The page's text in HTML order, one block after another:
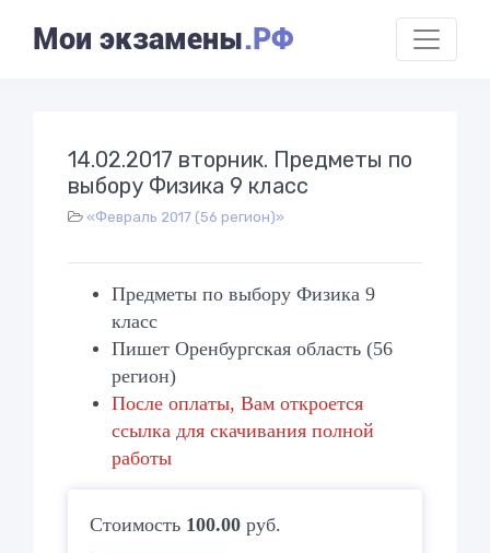
Мои экзамены.РФ
14.02.2017 вторник. Предметы по
выбору Физика 9 класс
«Февраль 2017 (56 регион)»
Предметы по выбору Физика 9
класс
Пишет Оренбургская область (56
регион)
После оплаты, Вам откроется
ссылка для скачивания полной
работы
Стоимость 100.00 руб.